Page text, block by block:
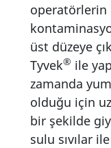
operatörlerin
üst düzeye
Tyvek® ile
zamanda
olduğu için
bir şekilde
sulu sıvılar